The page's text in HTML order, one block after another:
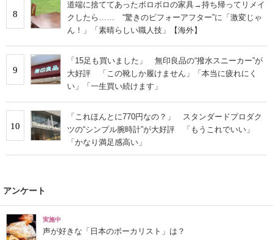
8
道端に捨ててあったボロボロの家具→持ち帰ってリメイ
クしたら…… “驚きのビフォーアフター”に「激変じゃ
ん！」「素晴らしい職人技」【海外】
9
「15足も買いました」 無印良品の“撥水スニーカー”が
大好評 「この靴しか履けません」「本当に疲れにく
い」「一生買い続けます」
10
「これほんとに770円なの？」 スタンダードプロダク
ツの“シンプル腕時計”が大好評 「もうこれでいい」
「かなり満足感高い」
アンケート
実施中
声が好きな「日本のボーカリスト」は？